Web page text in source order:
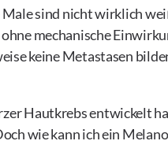
sind nicht wirklich
mechanische
keine Metastasen
Hautkrebs entwickelt
wie kann ich ein